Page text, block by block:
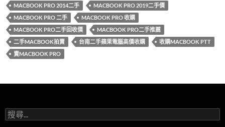
o
o
k
t
r
MACBOOK PRO 2014二手
MACBOOK PRO 2019二手價
MACBOOK PRO 二手
MACBOOK PRO 收購
MACBOOK PRO二手回收價
MACBOOK PRO二手推薦
二手MACBOOK拍賣
台南二手蘋果電腦高價收購
收購MACBOOK PTT
賣MACBOOK PRO
搜
尋